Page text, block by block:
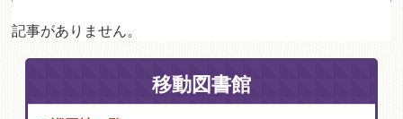
記事がありません。
移動図書館